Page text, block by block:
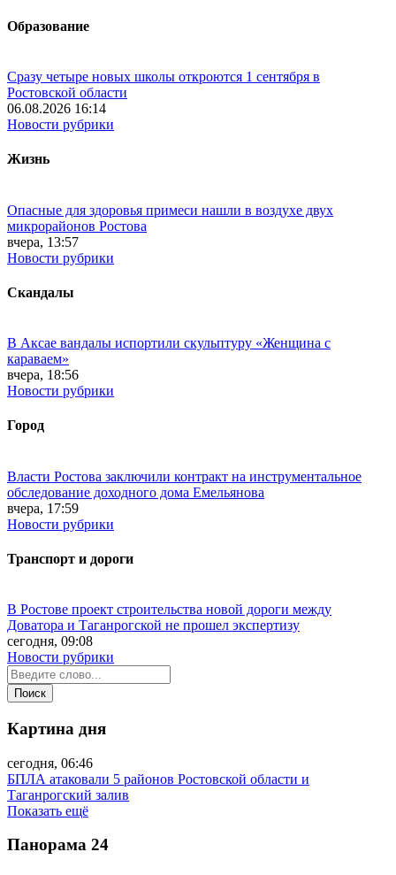
Образование
Сразу четыре новых школы откроются 1 сентября в
Ростовской области
06.08.2026 16:14
Новости рубрики
Жизнь
Опасные для здоровья примеси нашли в воздухе двух
микрорайонов Ростова
вчера, 13:57
Новости рубрики
Скандалы
В Аксае вандалы испортили скульптуру «Женщина с
караваем»
вчера, 18:56
Новости рубрики
Город
Власти Ростова заключили контракт на инструментальное
обследование доходного дома Емельянова
вчера, 17:59
Новости рубрики
Транспорт и дороги
В Ростове проект строительства новой дороги между
Доватора и Таганрогской не прошел экспертизу
сегодня, 09:08
Новости рубрики
Картина дня
сегодня, 06:46
БПЛА атаковали 5 районов Ростовской области и
Таганрогский залив
Показать ещё
Панорама 24